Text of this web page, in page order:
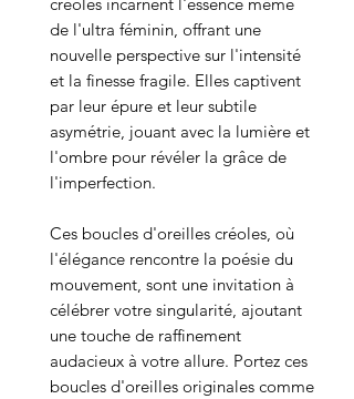
de l'ultra féminin, offrant une
nouvelle perspective sur l'intensité
et la finesse fragile. Elles captivent
par leur épure et leur subtile
asymétrie, jouant avec la lumière et
l'ombre pour révéler la grâce de
l'imperfection.
Ces boucles d'oreilles créoles, où
l'élégance rencontre la poésie du
mouvement, sont une invitation à
célébrer votre singularité, ajoutant
une touche de raffinement
audacieux à votre allure. Portez ces
boucles d'oreilles originales comme